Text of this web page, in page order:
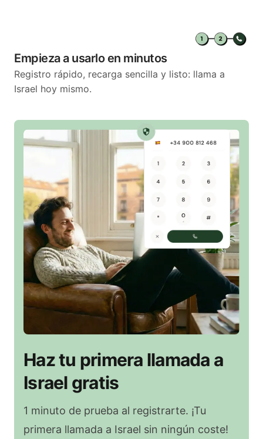
Empieza a usarlo en minutos
Registro rápido, recarga sencilla y listo: llama a
Israel hoy mismo.
Haz tu primera llamada a
Israel gratis
1 minuto de prueba al registrarte. ¡Tu
primera llamada a Israel sin ningún coste!